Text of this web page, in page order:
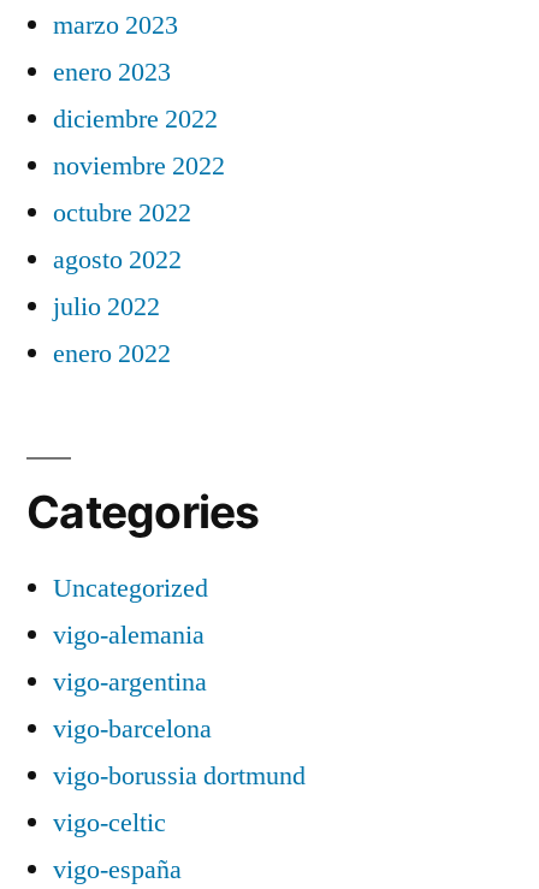
marzo 2023
enero 2023
diciembre 2022
noviembre 2022
octubre 2022
agosto 2022
julio 2022
enero 2022
Categories
Uncategorized
vigo-alemania
vigo-argentina
vigo-barcelona
vigo-borussia dortmund
vigo-celtic
vigo-españa